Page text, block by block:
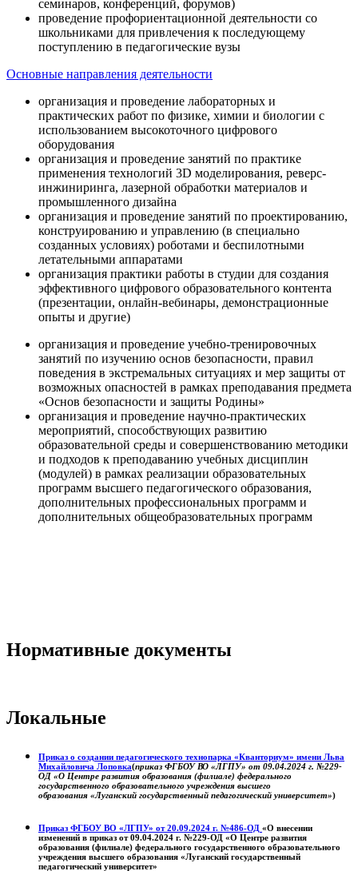
семинаров, конференций, форумов)
проведение профориентационной деятельности со
школьниками для привлечения к последующему
поступлению в педагогические вузы
Основные направления деятельности
организация и проведение лабораторных и
практических работ по физике, химии и биологии с
использованием высокоточного цифрового
оборудования
организация и проведение занятий по практике
применения технологий 3D моделирования, реверс-
инжиниринга, лазерной обработки материалов и
промышленного дизайна
организация и проведение занятий по проектированию,
конструированию и управлению (в специально
созданных условиях) роботами и беспилотными
летательными аппаратами
организация практики работы в студии для создания
эффективного цифрового образовательного контента
(презентации, онлайн-вебинары, демонстрационные
опыты и другие)
организация и проведение учебно-тренировочных
занятий по изучению основ безопасности, правил
поведения в экстремальных ситуациях и мер защиты от
возможных опасностей в рамках преподавания предмета
«Основ безопасности и защиты Родины»
организация и проведение научно-практических
мероприятий, способствующих развитию
образовательной среды и совершенствованию методики
и подходов к преподаванию учебных дисциплин
(модулей) в рамках реализации образовательных
программ высшего педагогического образования,
дополнительных профессиональных программ и
дополнительных общеобразовательных программ
Нормативные документы
Локальные
Приказ о создании педагогического технопарка «Кванториум» имени Льва
Михайловича Лоповка(приказ ФГБОУ ВО «ЛГПУ» от 09.04.2024 г. №229-
ОД «О Центре развития образования (филиале) федерального
государственного образовательного учреждения высшего
образования «Луганский государственный педагогический университет»)
Приказ ФГБОУ ВО «ЛГПУ» от 20.09.2024 г. №486-ОД «О внесении
изменений в приказ от 09.04.2024 г. №229-ОД «О Центре развития
образования (филиале) федерального государственного образовательного
учреждения высшего образования «Луганский государственный
педагогический университет»